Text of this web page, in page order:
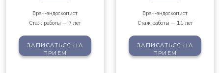
Врач-эндоскопист
Стаж работы — 7 лет
ЗАПИСАТЬСЯ НА
ПРИЕМ
Врач-эндоскопист
Стаж работы — 11 лет
ЗАПИСАТЬСЯ НА
ПРИЕМ